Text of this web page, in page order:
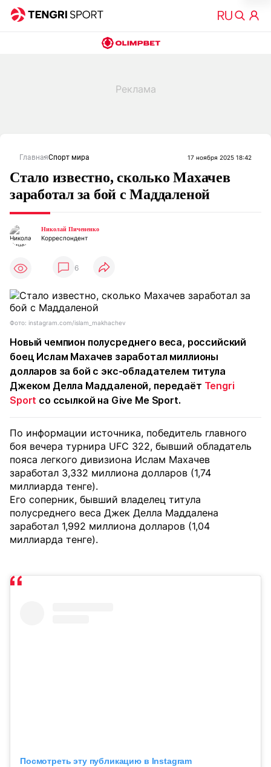
ГлавнаяСпорт мира 17 ноября 2025 18:42
Стало известно, сколько Махачев
заработал за бой с Маддаленой
Николай Пичененко
Корреспондент
6
Фото: instagram.com/islam_makhachev
Новый чемпион полусреднего веса, российский
боец Ислам Махачев заработал миллионы
долларов за бой с экс-обладателем титула
Джеком Делла Маддаленой, передаёт Tengri
Sport со ссылкой на Give Me Sport.
По информации источника, победитель главного
боя вечера турнира UFC 322, бывший обладатель
пояса легкого дивизиона Ислам Махачев
заработал 3,332 миллиона долларов (1,74
миллиарда тенге).
Его соперник, бывший владелец титула
полусреднего веса Джек Делла Маддалена
заработал 1,992 миллиона долларов (1,04
миллиарда тенге).
Посмотреть эту публикацию в Instagram